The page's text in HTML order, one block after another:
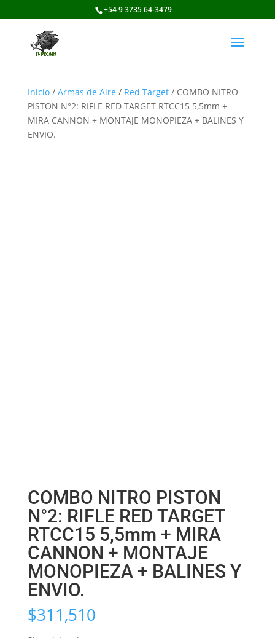
+54 9 3735 64-3479
Inicio/ Armas de Aire / Red Target/ COMBO NITRO
PISTON N°2: RIFLE RED TARGET RTCC15 5,5mm +
MIRA CANNON + MONTAJE MONOPIEZA + BALINES Y
ENVIO.
COMBO NITRO PISTON
N°2: RIFLE RED TARGET
RTCC15 5,5mm + MIRA
CANNON + MONTAJE
MONOPIEZA + BALINES Y
ENVIO.
$311,510